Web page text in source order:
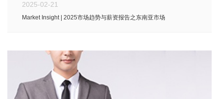
2025-02-21
Market Insight | 2025市场趋势与薪资报告之东南亚市场